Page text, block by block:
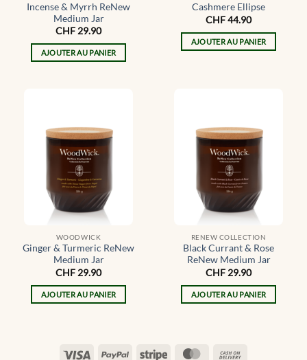
Incense & Myrrh ReNew
Medium Jar
CHF 29.90
AJOUTER AU PANIER
Cashmere Ellipse
CHF44.90
AJOUTER AU PANIER
WOODWICK
Ginger & Turmeric ReNew
Medium Jar
CHF 29.90
AJOUTER AU PANIER
RENEW COLLECTION
Black Currant & Rose
ReNew Medium Jar
CHF 29.90
AJOUTER AU PANIER
Visa PayPal Stripe MasterCard